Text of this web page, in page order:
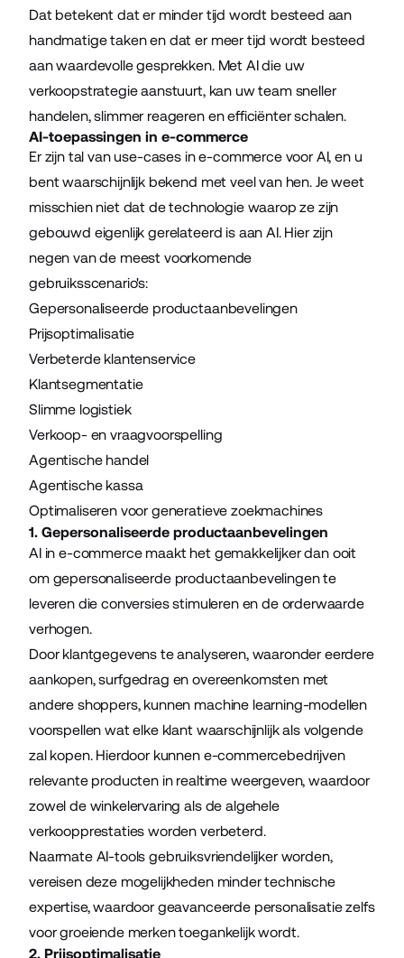
Dat betekent dat er minder tijd wordt besteed aan
handmatige taken en dat er meer tijd wordt besteed
aan waardevolle gesprekken. Met AI die uw
verkoopstrategie aanstuurt, kan uw team sneller
handelen, slimmer reageren en efficiënter schalen.
AI-toepassingen in e-commerce
Er zijn tal van use-cases in e-commerce voor AI, en u
bent waarschijnlijk bekend met veel van hen. Je weet
misschien niet dat de technologie waarop ze zijn
gebouwd eigenlijk gerelateerd is aan AI. Hier zijn
negen van de meest voorkomende
gebruiksscenario's:
Gepersonaliseerde productaanbevelingen
Prijsoptimalisatie
Verbeterde klantenservice
Klantsegmentatie
Slimme logistiek
Verkoop- en vraagvoorspelling
Agentische handel
Agentische kassa
Optimaliseren voor generatieve zoekmachines
1. Gepersonaliseerde productaanbevelingen
AI in e-commerce maakt het gemakkelijker dan ooit
om gepersonaliseerde productaanbevelingen te
leveren die conversies stimuleren en de orderwaarde
verhogen.
Door klantgegevens te analyseren, waaronder eerdere
aankopen, surfgedrag en overeenkomsten met
andere shoppers, kunnen machine learning-modellen
voorspellen wat elke klant waarschijnlijk als volgende
zal kopen. Hierdoor kunnen e-commercebedrijven
relevante producten in realtime weergeven, waardoor
zowel de winkelervaring als de algehele
verkoopprestaties worden verbeterd.
Naarmate AI-tools gebruiksvriendelijker worden,
vereisen deze mogelijkheden minder technische
expertise, waardoor geavanceerde personalisatie zelfs
voor groeiende merken toegankelijk wordt.
2. Prijsoptimalisatie